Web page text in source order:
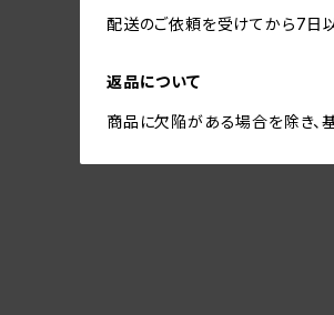
配送のご依頼を受けてから7日
返品について
商品に欠陥がある場合を除き、